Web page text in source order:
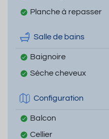
Planche à repasser
Salle de bains
Baignoire
Sèche cheveux
Configuration
Balcon
Cellier